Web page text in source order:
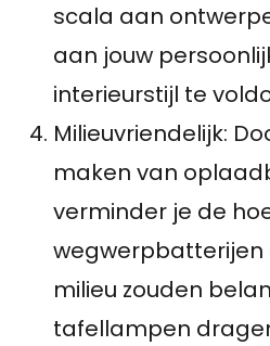
scala aan
aan jouw
interieurstijl te
Milieuvriendelijk:
maken van
verminder je de
wegwerpbatterijen
milieu zouden
tafellampen